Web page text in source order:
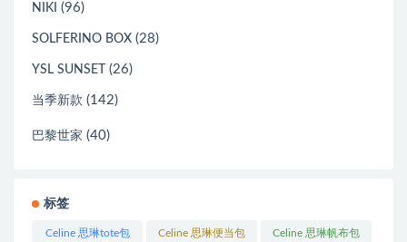
NIKI (96)
SOLFERINO BOX (28)
YSL SUNSET (26)
当季新款 (142)
巴黎世家 (40)
标签
Celine 思琳tote包 Celine 思琳便当包 Celine 思琳帆布包